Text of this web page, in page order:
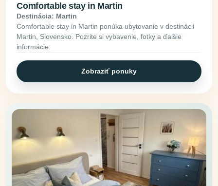
Comfortable stay in Martin
Destinácia: Martin
Comfortable stay in Martin ponúka ubytovanie v destinácii
Martin, Slovensko. Pozrite si vybavenie, fotky a ďalšie
informácie.
Zobraziť ponuky